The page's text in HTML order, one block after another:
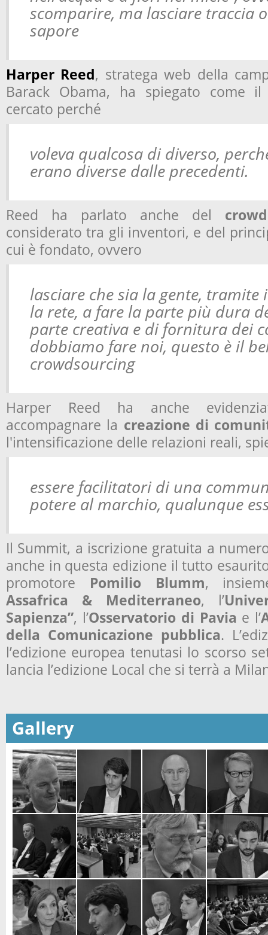
scomparire, ma lasciare traccia
sapore
Harper Reed, stratega web della
Barack Obama, ha spiegato come
cercato perché
voleva qualcosa di diverso,
erano diverse dalle precedenti.
Reed ha parlato anche del
considerato tra gli inventori, e del
cui è fondato, ovvero
lasciare che sia la gente, tramite
la rete, a fare la parte più dura
parte creativa e di fornitura dei
dobbiamo fare noi, questo è il
crowdsourcing
Harper Reed ha anche
accompagnare la creazione di
l'intensificazione delle relazioni reali,
essere facilitatori di una
potere al marchio, qualunque
Il Summit, a iscrizione gratuita a
anche in questa edizione il tutto
promotore Pomilio Blumm,
Assafrica & Mediterraneo, l’
Sapienza”, l’Osservatorio di Pavia e l’
della Comunicazione pubblica.
l’edizione europea tenutasi lo scorso
lancia l’edizione Local che si terrà a
Gallery